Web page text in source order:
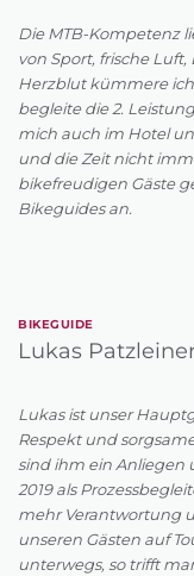
Die MTB-Kompetenz
von Sport, frische
Herzblut kümmere
begleite die 2.
mich auch im Hotel
und die Zeit nicht
bikefreudigen Gäste
Bikeguides an.
BIKEGUIDE
Lukas
Lukas ist unser
Respekt und
sind ihm ein Anliegen
2019 als
mehr Verantwortung
unseren Gästen auf
unterwegs, so trifft